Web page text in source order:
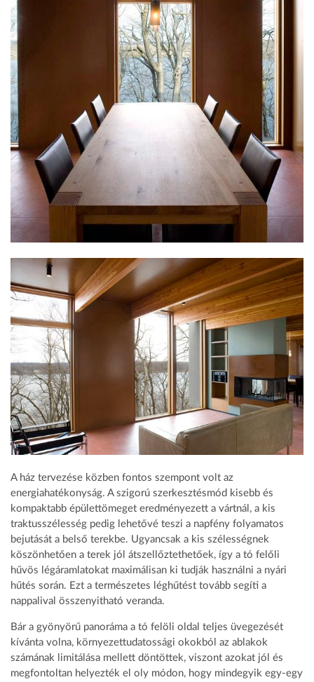
A ház tervezése közben fontos szempont volt az
energiahatékonyság. A szigorú szerkesztésmód kisebb és
kompaktabb épülettömeget eredményezett a vártnál, a kis
traktusszélesség pedig lehetővé teszi a napfény folyamatos
bejutását a belső terekbe. Ugyancsak a kis szélességnek
köszönhetően a terek jól átszellőztethetőek, így a tó felőli
hűvös légáramlatokat maximálisan ki tudják használni a nyári
hűtés során. Ezt a természetes léghűtést tovább segíti a
nappalival összenyitható veranda.
Bár a gyönyörű panoráma a tó felöli oldal teljes üvegezését
kívánta volna, környezettudatossági okokból az ablakok
számának limitálása mellett döntöttek, viszont azokat jól és
megfontoltan helyezték el oly módon, hogy mindegyik egy-egy